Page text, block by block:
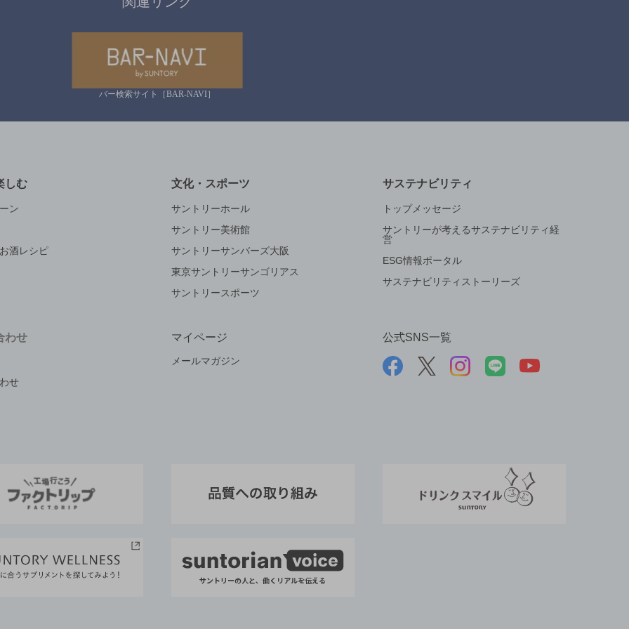
バー検索サイト［BAR-NAVI］
しむ
ン
酒レシピ
文化・スポーツ
サントリーホール
サントリー美術館
サントリーサンバーズ大阪
東京サントリーサンゴリアス
サントリースポーツ
サステナビリティ
トップメッセージ
サントリーが考えるサステナビリティ経
営
ESG情報ポータル
サステナビリティストーリーズ
わせ
せ
マイページ
メールマガジン
公式SNS一覧